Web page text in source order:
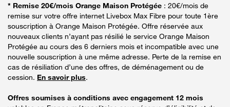
* Remise 20€/mois Orange Maison Protégée : 20€/mois de
remise sur votre offre internet Livebox Max Fibre pour toute 1ère
souscription à Orange Maison Protégée. Offre réservée aux
nouveaux clients n’ayant pas résilié le service Orange Maison
Protégée au cours des 6 derniers mois et incompatible avec une
nouvelle souscription à une même adresse. Perte de la remise en
cas de résiliation d’une des offres, de déménagement ou de
cession. En savoir plus.
Offres soumises à conditions avec engagement 12 mois